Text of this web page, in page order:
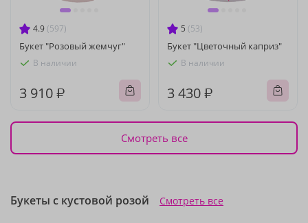
4.9 (597)
Букет "Розовый жемчуг"
В наличии
3 910 ₽
5 (53)
Букет "Цветочный каприз"
В наличии
3 430 ₽
Смотреть все
Букеты с кустовой розой Смотреть все